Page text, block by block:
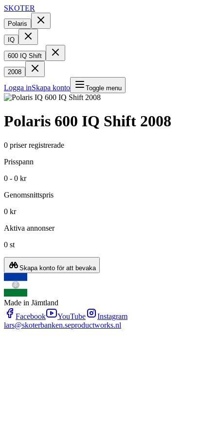
SKOTER
Polaris
IQ
600 IQ Shift
2008
Logga inSkapa konto Toggle menu
Polaris 600 IQ Shift 2008
0 priser registrerade
Prisspann
0 - 0 kr
Genomsnittspris
0 kr
Aktiva annonser
0 st
Skapa konto för att bevaka
Made in Jämtland
Facebook
YouTube
Instagram
lars@skoterbanken.seproductworks.nl